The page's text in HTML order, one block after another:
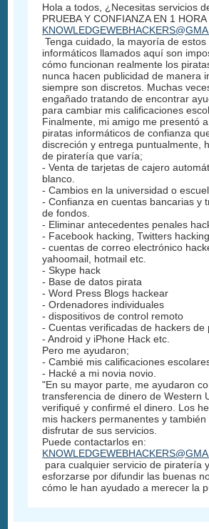
Hola a todos, ¿Necesitas servicios
PRUEBA Y CONFIANZA EN 1
Tenga cuidado, la mayoría de estos
informáticos llamados aquí son
cómo funcionan realmente los
nunca hacen publicidad de manera
siempre son discretos. Muchas
engañado tratando de encontrar
para cambiar mis calificaciones
Finalmente, mi amigo me presentó
piratas informáticos de confianza
discreción y entrega puntualmente,
de piratería que varía;
- Venta de tarjetas de cajero
blanco.
- Cambios en la universidad o
- Confianza en cuentas bancarias y
de fondos.
- Eliminar antecedentes penales
- Facebook hacking, Twitters hacking.
- cuentas de correo electrónico
yahoomail, hotmail etc.
- Skype hack
- Base de datos pirata
- Word Press Blogs hackear
- Ordenadores individuales
- dispositivos de control remoto
- Cuentas verificadas de hackers de
- Android y iPhone Hack etc.
Pero me ayudaron;
- Cambié mis calificaciones
- Hacké a mi novia novio.
"En su mayor parte, me ayudaron
transferencia de dinero de Western
verifiqué y confirmé el dinero. Los
mis hackers permanentes y también
disfrutar de sus servicios.
Puede contactarlos en:
para cualquier servicio de piratería
esforzarse por difundir las buenas
cómo le han ayudado a merecer la